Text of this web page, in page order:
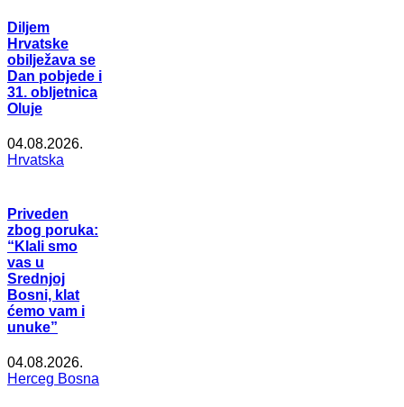
Diljem
Hrvatske
obilježava se
Dan pobjede i
31. obljetnica
Oluje
04.08.2026.
Hrvatska
Priveden
zbog poruka:
“Klali smo
vas u
Srednjoj
Bosni, klat
ćemo vam i
unuke”
04.08.2026.
Herceg Bosna